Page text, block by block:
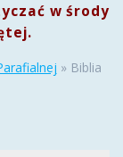
w środy
» Biblia